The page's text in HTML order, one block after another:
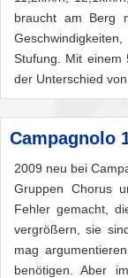
braucht am Berg
Stufung. Mit einem
der Unterschied
Campagnolo
2009 neu bei
Gruppen Chorus
Fehler gemacht,
vergrößern, sie
mag
benötigen. Aber